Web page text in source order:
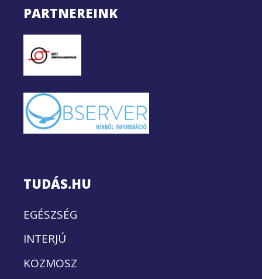
PARTNEREINK
TUDÁS.HU
EGÉSZSÉG
INTERJÚ
KOZMOSZ